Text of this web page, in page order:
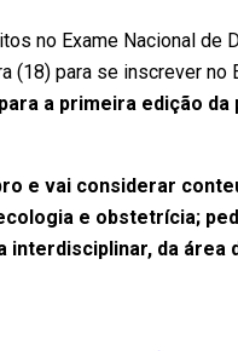
no Exame Nacional de
para se inscrever no
a primeira edição
e vai considerar
e obstetrícia;
interdisciplinar, da área